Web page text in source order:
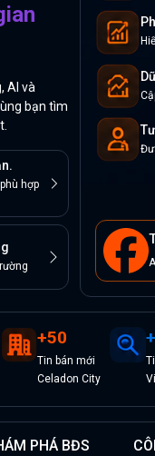
AI và
bạn tìm
hợp
+50
Tin bán mới
Celadon City
+
PHÁ BĐS